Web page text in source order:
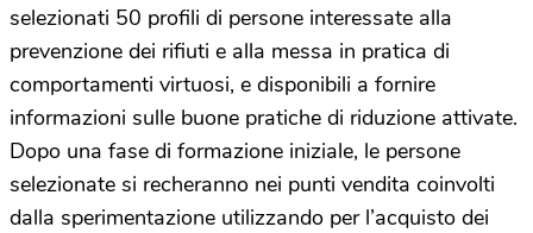
selezionati 50 profili di persone interessate alla
prevenzione dei rifiuti e alla messa in pratica di
comportamenti virtuosi, e disponibili a fornire
informazioni sulle buone pratiche di riduzione attivate.
Dopo una fase di formazione iniziale, le persone
selezionate si recheranno nei punti vendita coinvolti
dalla sperimentazione utilizzando per l’acquisto dei